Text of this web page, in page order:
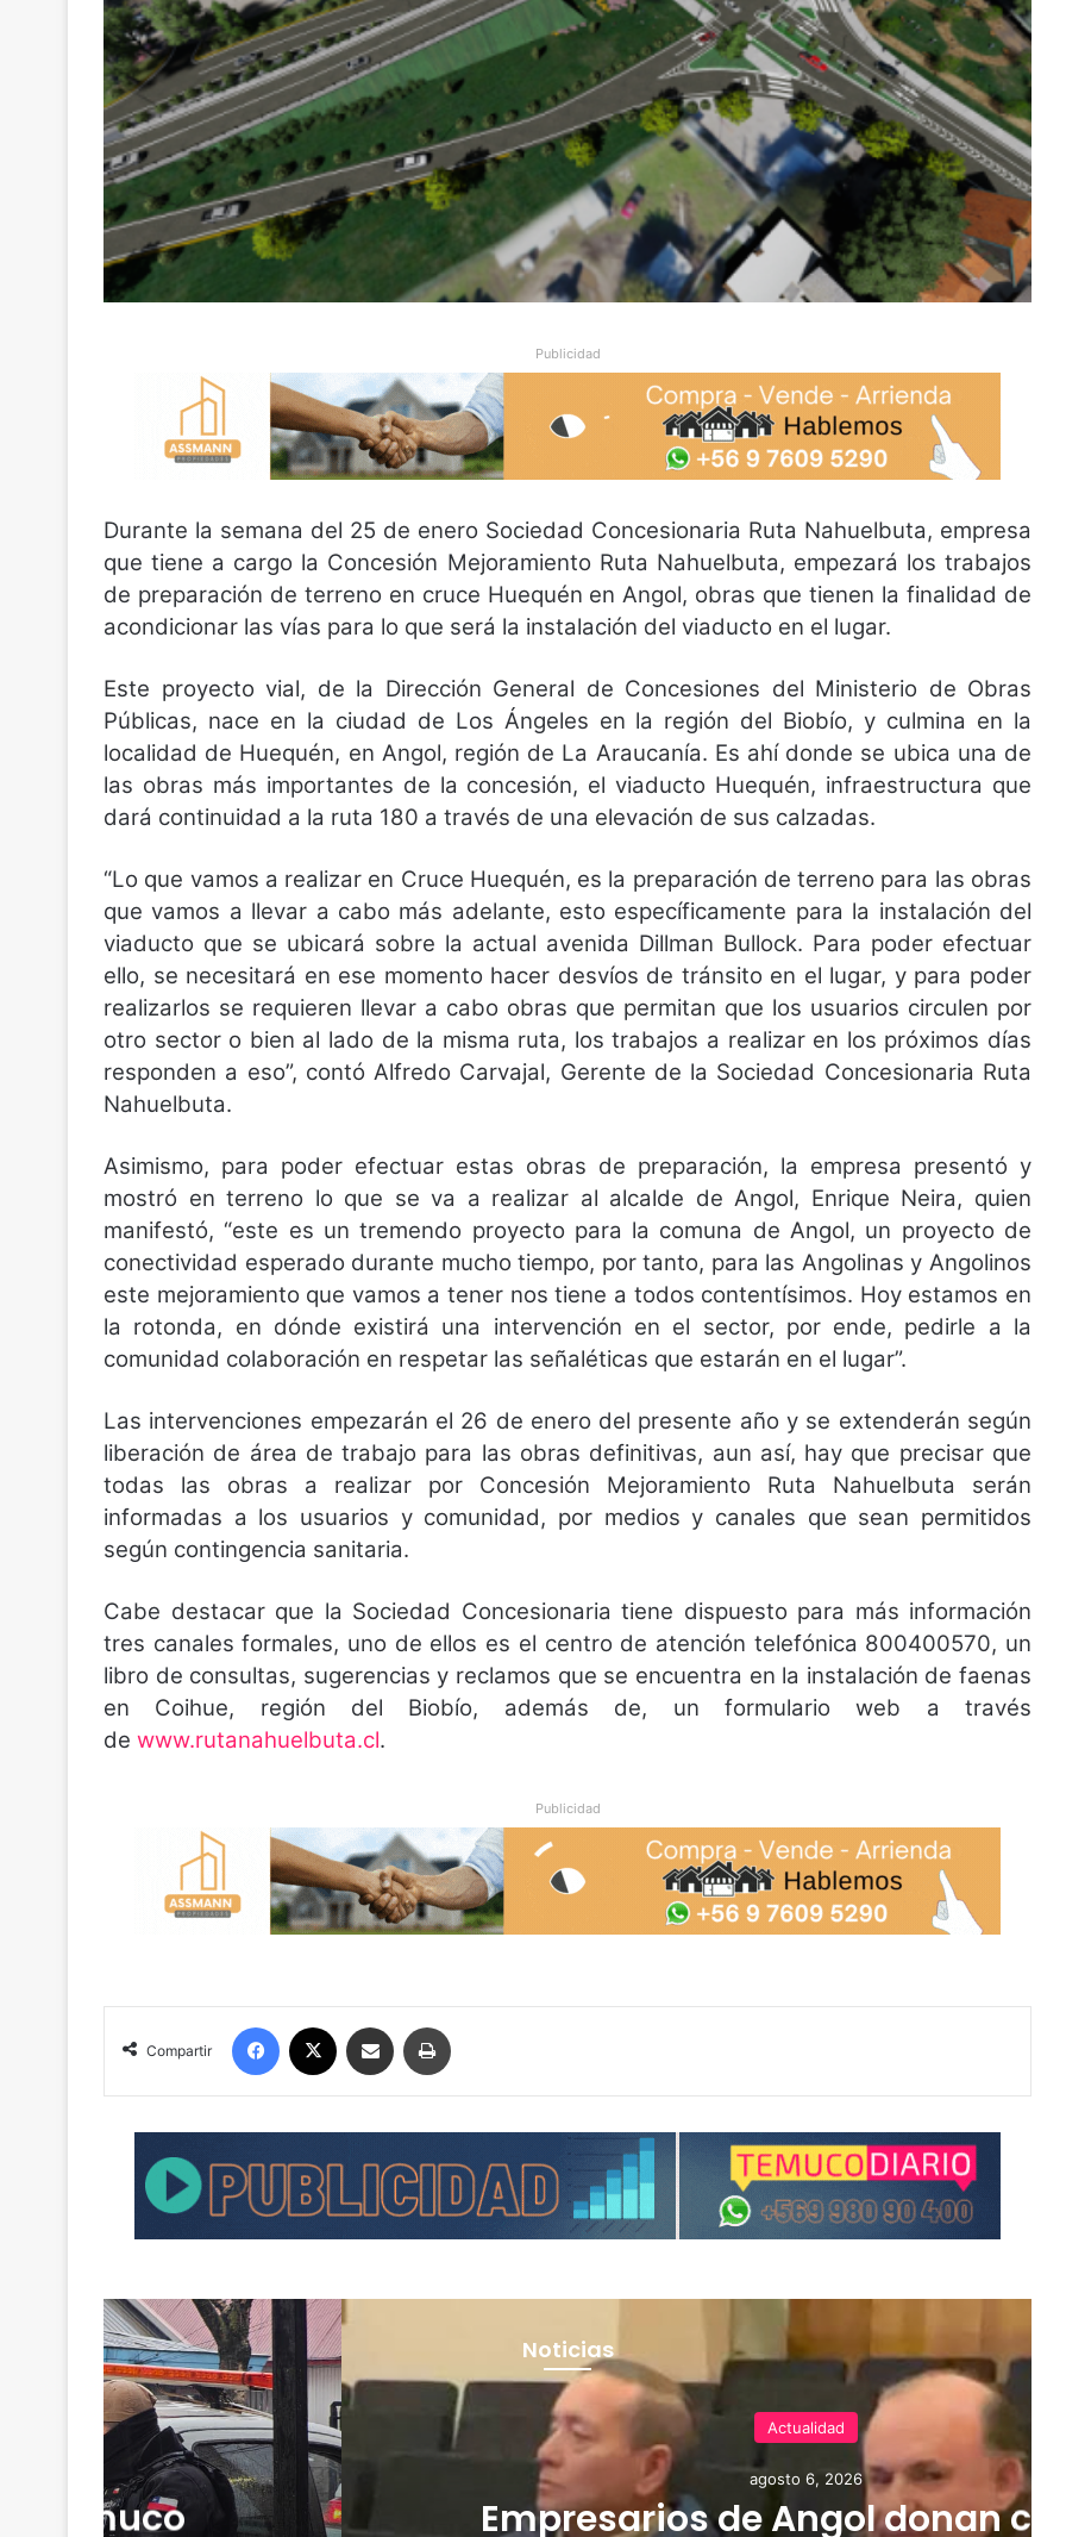
Publicidad
Durante la semana del 25 de enero Sociedad Concesionaria Ruta Nahuelbuta, empresa
que tiene a cargo la Concesión Mejoramiento Ruta Nahuelbuta, empezará los trabajos
de preparación de terreno en cruce Huequén en Angol, obras que tienen la finalidad de
acondicionar las vías para lo que será la instalación del viaducto en el lugar.
Este proyecto vial, de la Dirección General de Concesiones del Ministerio de Obras
Públicas, nace en la ciudad de Los Ángeles en la región del Biobío, y culmina en la
localidad de Huequén, en Angol, región de La Araucanía. Es ahí donde se ubica una de
las obras más importantes de la concesión, el viaducto Huequén, infraestructura que
dará continuidad a la ruta 180 a través de una elevación de sus calzadas.
“Lo que vamos a realizar en Cruce Huequén, es la preparación de terreno para las obras
que vamos a llevar a cabo más adelante, esto específicamente para la instalación del
viaducto que se ubicará sobre la actual avenida Dillman Bullock. Para poder efectuar
ello, se necesitará en ese momento hacer desvíos de tránsito en el lugar, y para poder
realizarlos se requieren llevar a cabo obras que permitan que los usuarios circulen por
otro sector o bien al lado de la misma ruta, los trabajos a realizar en los próximos días
responden a eso”, contó Alfredo Carvajal, Gerente de la Sociedad Concesionaria Ruta
Nahuelbuta.
Asimismo, para poder efectuar estas obras de preparación, la empresa presentó y
mostró en terreno lo que se va a realizar al alcalde de Angol, Enrique Neira, quien
manifestó, “este es un tremendo proyecto para la comuna de Angol, un proyecto de
conectividad esperado durante mucho tiempo, por tanto, para las Angolinas y Angolinos
este mejoramiento que vamos a tener nos tiene a todos contentísimos. Hoy estamos en
la rotonda, en dónde existirá una intervención en el sector, por ende, pedirle a la
comunidad colaboración en respetar las señaléticas que estarán en el lugar”.
Las intervenciones empezarán el 26 de enero del presente año y se extenderán según
liberación de área de trabajo para las obras definitivas, aun así, hay que precisar que
todas las obras a realizar por Concesión Mejoramiento Ruta Nahuelbuta serán
informadas a los usuarios y comunidad, por medios y canales que sean permitidos
según contingencia sanitaria.
Cabe destacar que la Sociedad Concesionaria tiene dispuesto para más información
tres canales formales, uno de ellos es el centro de atención telefónica 800400570, un
libro de consultas, sugerencias y reclamos que se encuentra en la instalación de faenas
en Coihue, región del Biobío, además de, un formulario web a través
de www.rutanahuelbuta.cl.
Publicidad
Compartir
Noticias
Temuco
Actualidad
agosto 6, 2026
Empresarios de Angol donan